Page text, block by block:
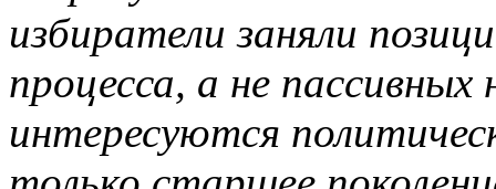
избиратели заняли
процесса, а не
интересуются